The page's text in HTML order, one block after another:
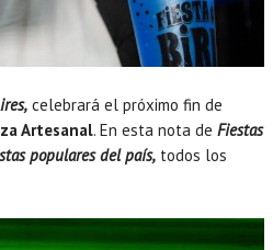
celebrará el próximo fin de
Artesanal. En esta nota de Fiestas
populares del país, todos los